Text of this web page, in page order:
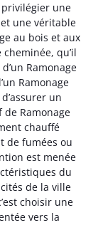
privilégier une
une véritable
au bois et aux
qu’il
Ramonage
Ramonage
un
Ramonage
chauffé
de fumées ou
est menée
du
de la ville
choisir une
vers la